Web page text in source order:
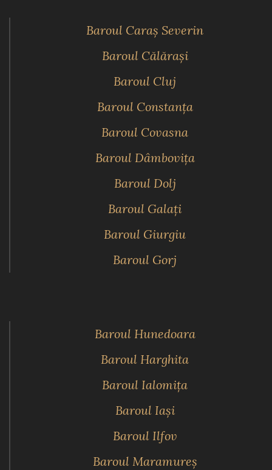
Baroul Caraş Severin
Baroul Călăraşi
Baroul Cluj
Baroul Constanţa
Baroul Covasna
Baroul Dâmboviţa
Baroul Dolj
Baroul Galaţi
Baroul Giurgiu
Baroul Gorj
Baroul Hunedoara
Baroul Harghita
Baroul Ialomiţa
Baroul Iaşi
Baroul Ilfov
Baroul Maramureş